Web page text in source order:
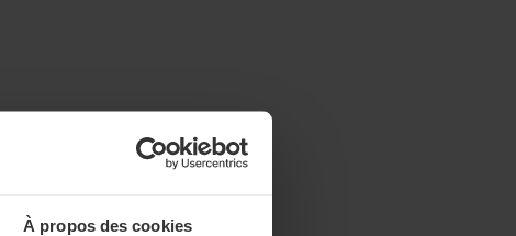
À propos des cookies